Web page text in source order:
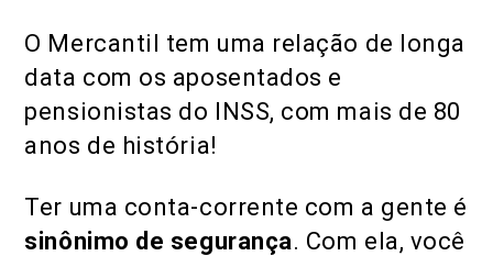
O Mercantil tem uma relação de longa
data com os aposentados e
pensionistas do INSS, com mais de 80
anos de história!
Ter uma conta-corrente com a gente é
sinônimo de segurança. Com ela, você